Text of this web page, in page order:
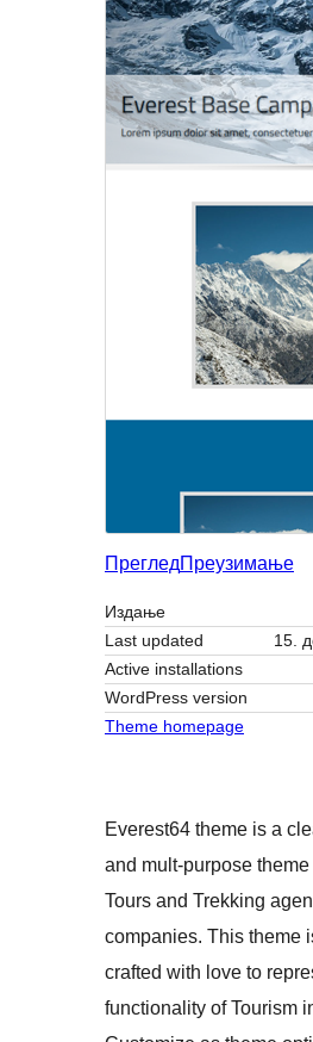
ПрегледПреузимање
Издање
Last updated
15.
Active installations
WordPress version
Theme homepage
Everest64 theme is a
and mult-purpose theme
Tours and Trekking
companies. This theme
crafted with love to
functionality of Tourism